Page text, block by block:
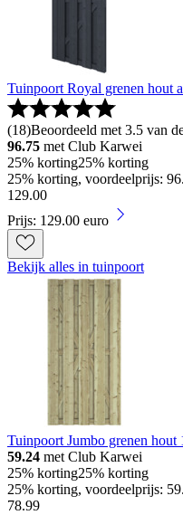
Tuinpoort Royal grenen hout
(18)Beoordeeld met 3.5 van
96.75 met Club Karwei
25% korting25% korting
25% korting, voordeelprijs:
129.00
Prijs: 129.00 euro
Bekijk alles in tuinpoort
Tuinpoort Jumbo grenen hout
59.24 met Club Karwei
25% korting25% korting
25% korting, voordeelprijs:
78.99